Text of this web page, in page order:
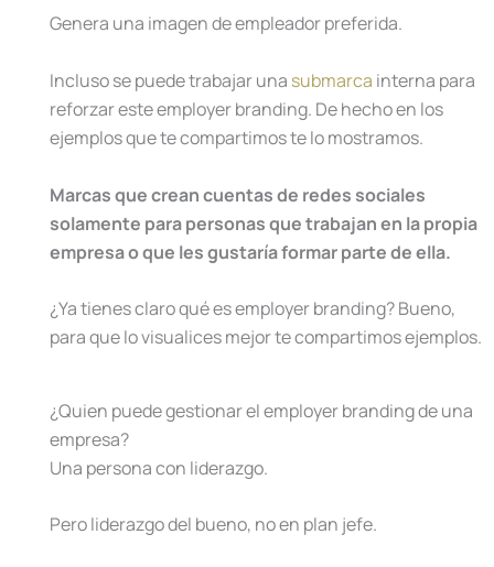
Genera una imagen de empleador preferida.
Incluso se puede trabajar una submarca interna para
reforzar este employer branding. De hecho en los
ejemplos que te compartimos te lo mostramos.
Marcas que crean cuentas de redes sociales
solamente para personas que trabajan en la propia
empresa o que les gustaría formar parte de ella.
¿Ya tienes claro qué es employer branding? Bueno,
para que lo visualices mejor te compartimos ejemplos.
¿Quien puede gestionar el employer branding de una
empresa?
Una persona con liderazgo.
Pero liderazgo del bueno, no en plan jefe.